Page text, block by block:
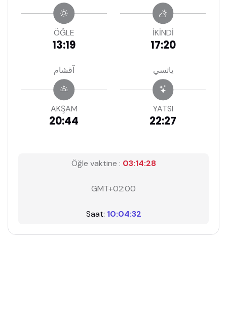
ÖĞLE
13:19
İKİNDİ
17:20
آقشام
AKŞAM
20:44
ياتسي
YATSI
22:27
Öğle vaktine : 03:14:27
GMT+02:00
Saat: 10:04:33